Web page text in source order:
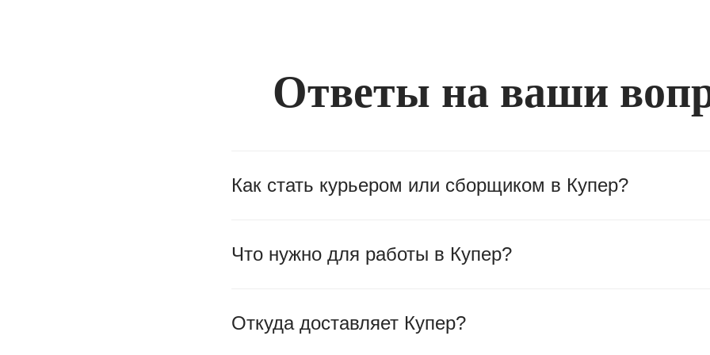
Ответы на ваши
Как стать курьером или сборщиком в Купер?
Что нужно для работы в Купер?
Откуда доставляет Купер?